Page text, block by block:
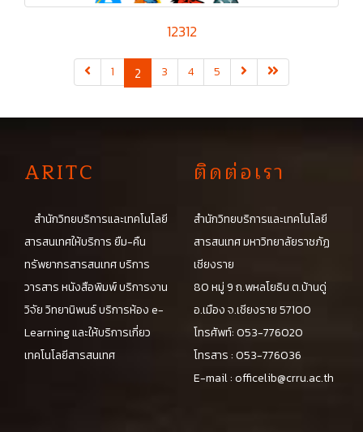
12312
1 2 (current)
3 4 5
ARITC
สำนักวิทยบริการและเทคโนโลยี
สารสนเทศให้บริการ ยืม-คืน
ทรัพยากรสารสนเทศ บริการ
วารสาร หนังสือพิมพ์ บริการงาน
วิจัย วิทยานิพนธ์ บริการห้อง e-
Learning และให้บริการเกี่ยว
เทคโนโลยีสารสนเทศ
ติดต่อเรา
สำนักวิทยบริการและเทคโนโลยี
สารสนเทศ มหาวิทยาลัยราชภัฏ
เชียงราย
80 หมู่ 9 ถ.พหลโยธิน ต.บ้านดู่
อ.เมือง จ.เชียงราย 57100
โทรศัพท์: 053-776020
โทรสาร : 053-776036
E-mail :officelib@crru.ac.th